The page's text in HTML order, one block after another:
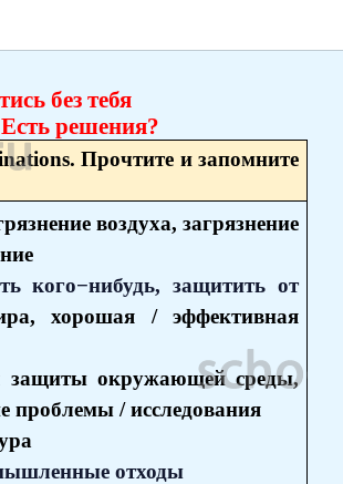
без тебя
решения?
Прочтите и запомните
воздуха, загрязнение
кого−нибудь, защитить от
хорошая / эффективная
защиты окружающей среды,
проблемы / исследования
отходы